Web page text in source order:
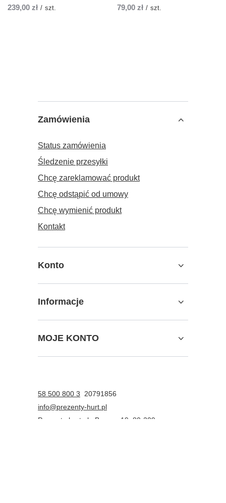
239,00 zł / szt. 79,00 zł / szt.
Zamówienia
Status zamówienia
Śledzenie przesyłki
Chcę zareklamować produkt
Chcę odstąpić od umowy
Chcę wymienić produkt
Kontakt
Konto
Informacje
MOJE KONTO
58 500 800 3
20791856
info@prezenty-hurt.pl
Prezenty-hurt.pl
Boczna 19 80-209